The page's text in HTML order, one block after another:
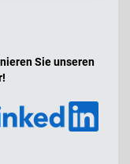
Sie unseren